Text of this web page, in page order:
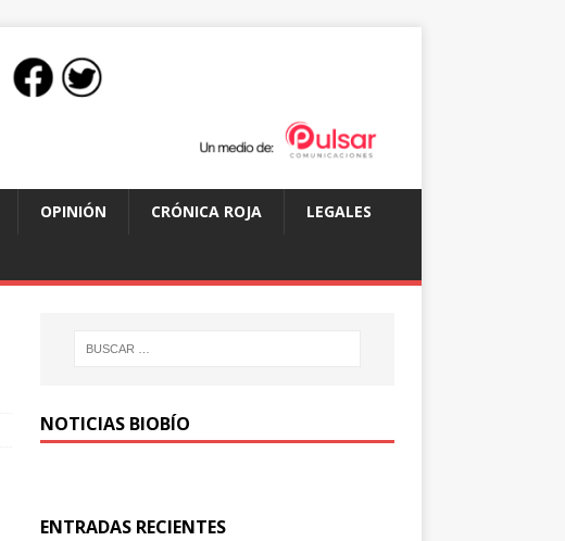
OPINIÓN CRÓNICA ROJA LEGALES
NOTICIAS BIOBÍO
ENTRADAS RECIENTES